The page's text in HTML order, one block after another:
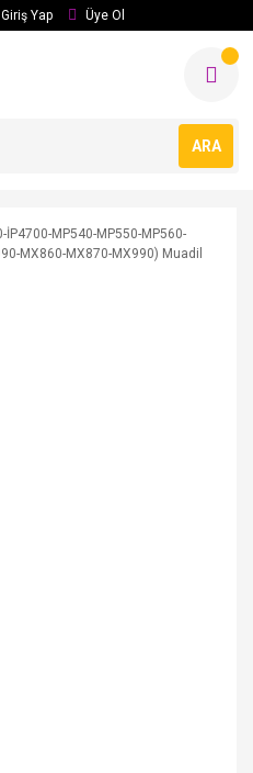
Giriş Yap Üye Ol
ARA